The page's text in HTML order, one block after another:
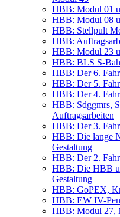
HBB: Modul 01
HBB: Modul 08
HBB: Stell­pult
HBB:
HBB: Modul 23
HBB: BLS
HBB: Der 6.
HBB: Der 5.
HBB: Der 4.
HBB: Sdggmrs,
Auftragsarbeiten
HBB: Der 3.
HBB: Die lan­ge
Gestaltung
HBB: Der 2.
HBB: Die HBB
Gestaltung
HBB: GoPEX,
HBB: EW IV-
HBB: Modul 27,